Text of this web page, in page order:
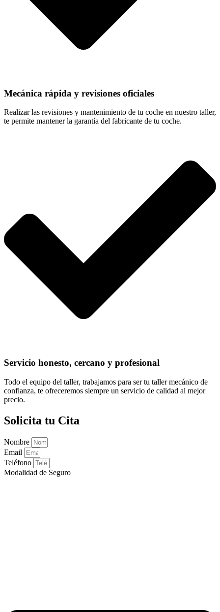
Mecánica rápida y revisiones oficiales
Realizar las revisiones y mantenimiento de tu coche en nuestro taller,
te permite mantener la garantía del fabricante de tu coche.
Servicio honesto, cercano y profesional
Todo el equipo del taller, trabajamos para ser tu taller mecánico de
confianza, te ofreceremos siempre un servicio de calidad al mejor
precio.
Solicita tu Cita
Nombre
Email
Teléfono
Modalidad de Seguro